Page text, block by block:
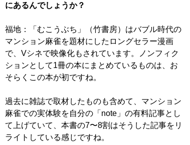
にあるんでしょうか？
福地：「むこうぶち」（竹書房）はバブル時代の
マンション麻雀を題材にしたロングセラー漫画
で、Vシネで映像化もされています。ノンフィク
ションとして1冊の本にまとめているものは、お
そらくこの本が初ですね。
過去に雑誌で取材したものも含めて、マンション
麻雀での実体験を自分の「note」の有料記事とし
て上げていて、本書の7〜8割はそうした記事をリ
ライトしている感じですね。